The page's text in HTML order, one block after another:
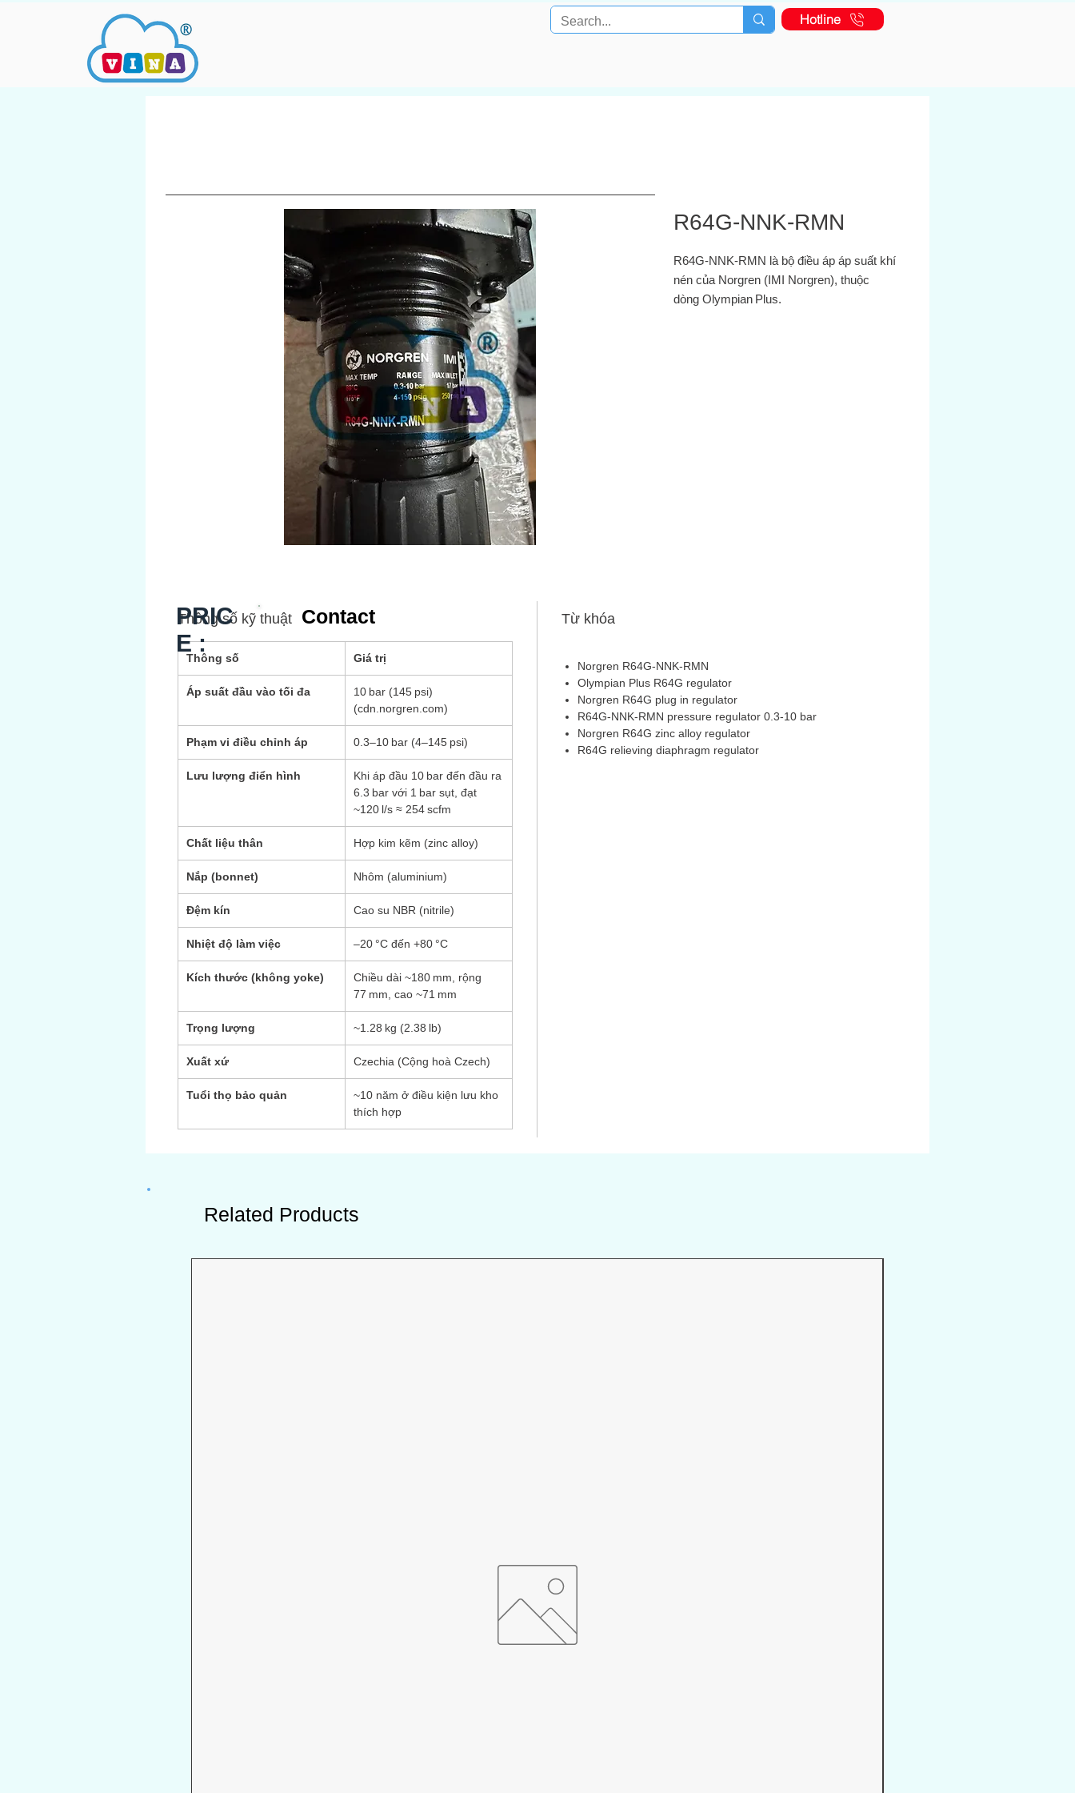
Hotline
R64G-NNK-RMN
R64G‑NNK‑RMN là bộ điều áp áp suất khí
nén của Norgren (IMI Norgren), thuộc
dòng Olympian Plus.
Thông số kỹ thuật
Thông số Giá trị
Áp suất đầu vào tối đa
10 bar (145 psi)
(cdn.norgren.com)
Phạm vi điều chỉnh áp 0.3–10 bar (4–145 psi)
Lưu lượng điển hình
Khi áp đầu 10 bar đến đầu ra
6.3 bar với 1 bar sụt, đạt
~120 l/s ≈ 254 scfm
Chất liệu thân Hợp kim kẽm (zinc alloy)
Nắp (bonnet) Nhôm (aluminium)
Đệm kín Cao su NBR (nitrile)
Nhiệt độ làm việc –20 °C đến +80 °C
Kích thước (không yoke)
Chiều dài ~180 mm, rộng
77 mm, cao ~71 mm
Trọng lượng ~1.28 kg (2.38 lb)
Xuất xứ Czechia (Cộng hoà Czech)
Tuổi thọ bảo quản
~10 năm ở điều kiện lưu kho
thích hợp
Từ khóa
Norgren R64G-NNK-RMN
Olympian Plus R64G regulator
Norgren R64G plug in regulator
R64G-NNK-RMN pressure regulator 0.3-10 bar
Norgren R64G zinc alloy regulator
R64G relieving diaphragm regulator
Contact
PRIC
E :
Related Products